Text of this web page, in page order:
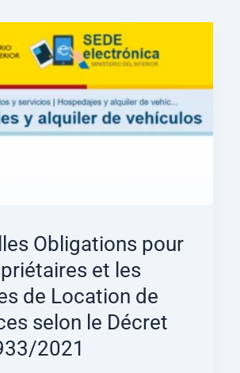
Obligations pour
et les
de Location de
selon le Décret
2021